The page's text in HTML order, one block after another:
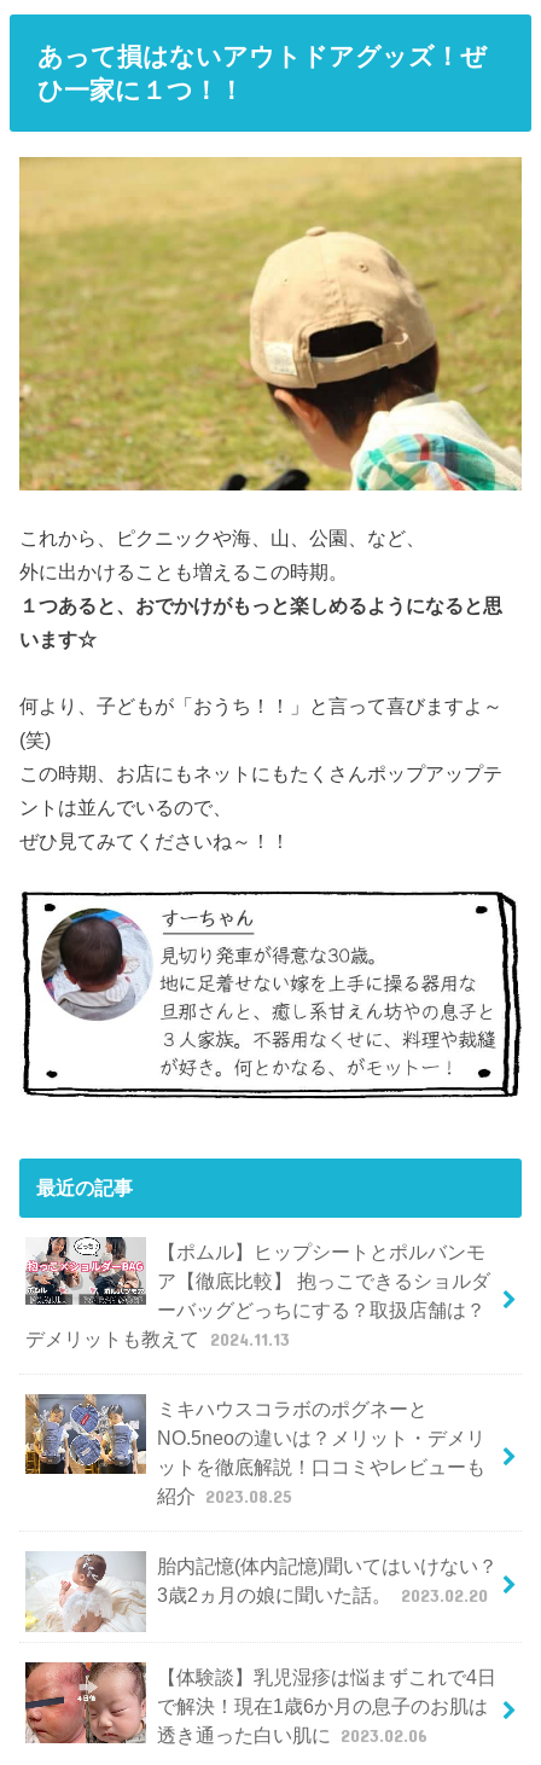
あって損はないアウトドアグッズ！ぜ
ひ一家に１つ！！
これから、ピクニックや海、山、公園、など、
外に出かけることも増えるこの時期。
１つあると、おでかけがもっと楽しめるようになると思
います☆
何より、子どもが「おうち！！」と言って喜びますよ～
(笑)
この時期、お店にもネットにもたくさんポップアップテ
ントは並んでいるので、
ぜひ見てみてくださいね～！！
最近の記事
【ポムル】ヒップシートとポルバンモ
ア【徹底比較】 抱っこできるショルダ
ーバッグどっちにする？取扱店舗は？
デメリットも教えて
2024.11.13
ミキハウスコラボのポグネーと
NO.5neoの違いは？メリット・デメリ
ットを徹底解説！口コミやレビューも
紹介 2023.08.25
胎内記憶(体内記憶)聞いてはいけない？
3歳2ヵ月の娘に聞いた話。
2023.02.20
【体験談】乳児湿疹は悩まずこれで4日
で解決！現在1歳6か月の息子のお肌は
透き通った白い肌に
2023.02.06